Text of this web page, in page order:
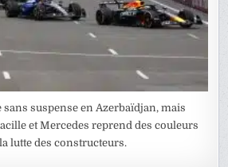
sans suspense en Azerbaïdjan, mais
et Mercedes reprend des couleurs
lutte des constructeurs.